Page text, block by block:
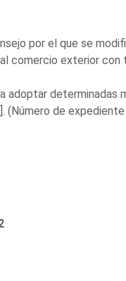
por el que se
comercio exterior con
adoptar determinadas
(Número de